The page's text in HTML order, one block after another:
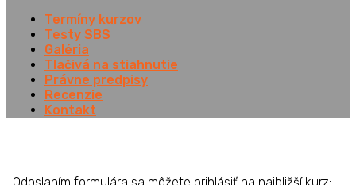
Termíny kurzov
Testy SBS
Galéria
Tlačivá na stiahnutie
Právne predpisy
Recenzie
Kontakt